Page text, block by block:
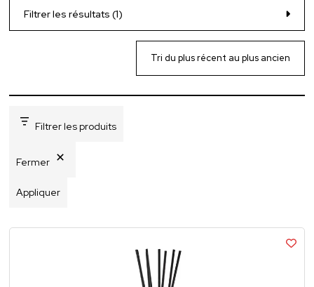
Filtrer les résultats (1)
Filtrer les produits
Fermer
Appliquer